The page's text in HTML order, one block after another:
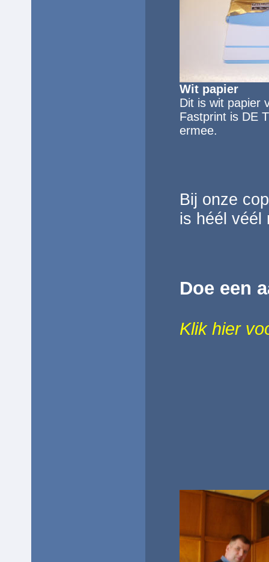
Wit papier
Dit is wit papier
Fastprint is DE
ermee.
Bij onze
is héél véél
Doe een
Klik hier